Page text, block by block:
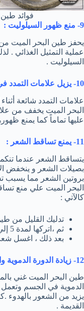
فوائد
9- منع ظهور السيلوليت :
يحفز طين البحر الميت
عملية التمثيل الغذائي
السيلوليت .
10- يزيل علامات التمدد في الجسم :
علامات التمدد شائعة
البحر الميت يخفف من
عليها تماماً كما يمنع
11- يمنع تساقط الشعر :
يتساقط الشعر عندما
بصيلات الشعر و ينخفض
بروتين الشعر مما يسبب
البحر الميت علي منع
كالآتي :
تدليك القليل من
ثم ،اتركها لمدة 5 إلي 10 دقائق
بعد ذلك ، اغسل
12- زيادة الدورة الدموية والتمثيل الغذائي :
طين البحر الميت غني
الدموية في الجسم
يزيد من الشعور بالهدوء
القديمة .